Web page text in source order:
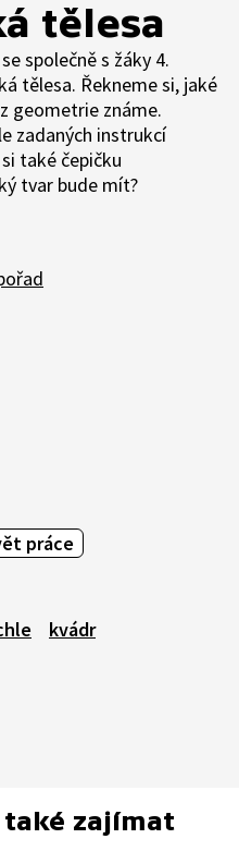
tělesa
společně s žáky 4.
tělesa. Řekneme si, jaké
geometrie známe.
zadaných instrukcí
také čepičku
tvar bude mít?
práce
kvádr
také zajímat